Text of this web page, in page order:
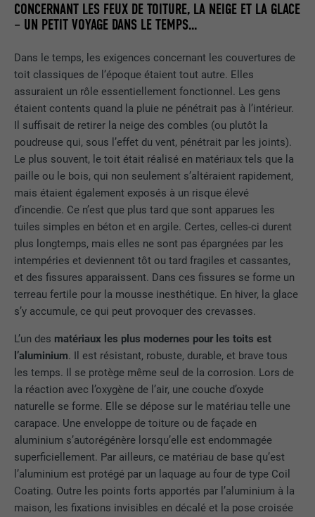
CONCERNANT LES FEUX DE TOITURE, LA NEIGE ET LA GLACE
– UN PETIT VOYAGE DANS LE TEMPS...
Dans le temps, les exigences concernant les couvertures de
toit classiques de l’époque étaient tout autre. Elles
assuraient un rôle essentiellement fonctionnel. Les gens
étaient contents quand la pluie ne pénétrait pas à l’intérieur.
Il suffisait de retirer la neige des combles (ou plutôt la
poudreuse qui, sous l’effet du vent, pénétrait par les joints).
Le plus souvent, le toit était réalisé en matériaux tels que la
paille ou le bois, qui non seulement s’altéraient rapidement,
mais étaient également exposés à un risque élevé
d’incendie. Ce n’est que plus tard que sont apparues les
tuiles simples en béton et en argile. Certes, celles-ci durent
plus longtemps, mais elles ne sont pas épargnées par les
intempéries et deviennent tôt ou tard fragiles et cassantes,
et des fissures apparaissent. Dans ces fissures se forme un
terreau fertile pour la mousse inesthétique. En hiver, la glace
s’y accumule, ce qui peut provoquer des crevasses.
L’un des matériaux les plus modernes pour les toits est
l’aluminium. Il est résistant, robuste, durable, et brave tous
les temps. Il se protège même seul de la corrosion. Lors de
la réaction avec l’oxygène de l’air, une couche d’oxyde
naturelle se forme. Elle se dépose sur le matériau telle une
carapace. Une enveloppe de toiture ou de façade en
aluminium s’autorégénère lorsqu’elle est endommagée
superficiellement. Par ailleurs, ce matériau de base qu’est
l’aluminium est protégé par un laquage au four de type Coil
Coating. Outre les points forts apportés par l’aluminium à la
maison, les fixations invisibles en décalé et la pose croisée